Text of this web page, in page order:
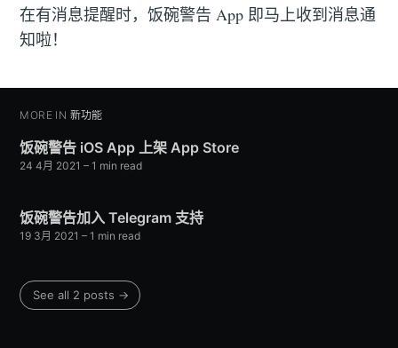
在有消息提醒时，饭碗警告 App 即马上收到消息通
知啦！
MORE IN 新功能
饭碗警告 iOS App 上架 App Store
24 4月 2021 – 1 min read
饭碗警告加入 Telegram 支持
19 3月 2021 – 1 min read
See all 2 posts →